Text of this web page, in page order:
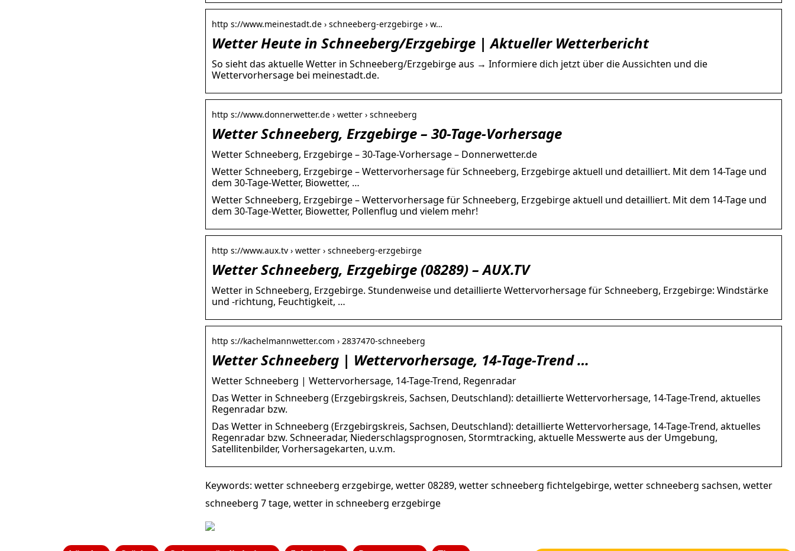
http s://www.meinestadt.de › schneeberg-erzgebirge › w…
Wetter Heute in Schneeberg/Erzgebirge | Aktueller Wetterbericht
So sieht das aktuelle Wetter in Schneeberg/Erzgebirge aus → Informiere dich jetzt über die Aussichten und die
Wettervorhersage bei meinestadt.de.
http s://www.donnerwetter.de › wetter › schneeberg
Wetter Schneeberg, Erzgebirge – 30-Tage-Vorhersage
Wetter Schneeberg, Erzgebirge – 30-Tage-Vorhersage – Donnerwetter.de
Wetter Schneeberg, Erzgebirge – Wettervorhersage für Schneeberg, Erzgebirge aktuell und detailliert. Mit dem 14-Tage und
dem 30-Tage-Wetter, Biowetter, …
Wetter Schneeberg, Erzgebirge – Wettervorhersage für Schneeberg, Erzgebirge aktuell und detailliert. Mit dem 14-Tage und
dem 30-Tage-Wetter, Biowetter, Pollenflug und vielem mehr!
http s://www.aux.tv › wetter › schneeberg-erzgebirge
Wetter Schneeberg, Erzgebirge (08289) – AUX.TV
Wetter in Schneeberg, Erzgebirge. Stundenweise und detaillierte Wettervorhersage für Schneeberg, Erzgebirge: Windstärke
und -richtung, Feuchtigkeit, …
http s://kachelmannwetter.com › 2837470-schneeberg
Wetter Schneeberg | Wettervorhersage, 14-Tage-Trend …
Wetter Schneeberg | Wettervorhersage, 14-Tage-Trend, Regenradar
Das Wetter in Schneeberg (Erzgebirgskreis, Sachsen, Deutschland): detaillierte Wettervorhersage, 14-Tage-Trend, aktuelles
Regenradar bzw.
Das Wetter in Schneeberg (Erzgebirgskreis, Sachsen, Deutschland): detaillierte Wettervorhersage, 14-Tage-Trend, aktuelles
Regenradar bzw. Schneeradar, Niederschlagsprognosen, Stormtracking, aktuelle Messwerte aus der Umgebung,
Satellitenbilder, Vorhersagekarten, u.v.m.
Keywords: wetter schneeberg erzgebirge, wetter 08289, wetter schneeberg fichtelgebirge, wetter schneeberg sachsen, wetter
schneeberg 7 tage, wetter in schneeberg erzgebirge